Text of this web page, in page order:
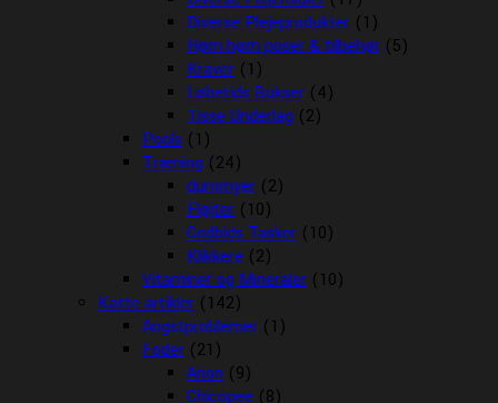
Diverse Plejeprodukter (1)
Høm høm poser & tilbehør (5)
Kraver (1)
Løbetids Bukser (4)
Tisse Underlag (2)
Pools (1)
Træning (24)
dummyer (2)
Fløjter (10)
Godbids Tasker (10)
Klikkere (2)
Vitaminer og Mineraler (10)
Katte artikler (142)
Angstproblemer (1)
Foder (21)
Arion (9)
Chicopee (8)